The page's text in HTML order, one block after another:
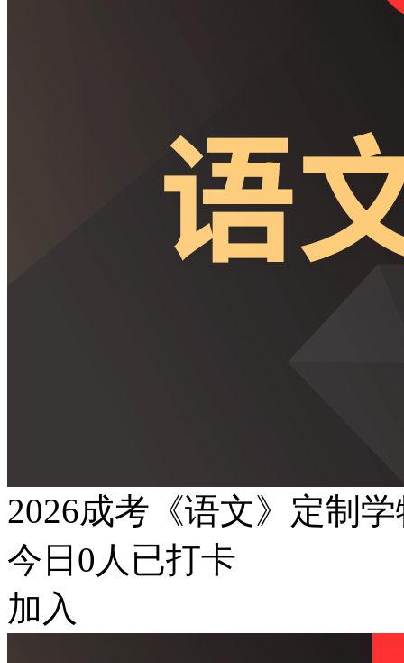
2026成考《语文》定制
今日 0 人已打卡
加入